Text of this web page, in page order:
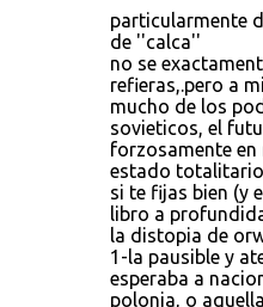
particularmente
de ''calca''
no se
refieras,.pero a
mucho de los
sovieticos, el
forzosamente en
estado
si te fijas bien (y
libro a
la distopia de
1-la pausible y
esperaba a
polonia, o